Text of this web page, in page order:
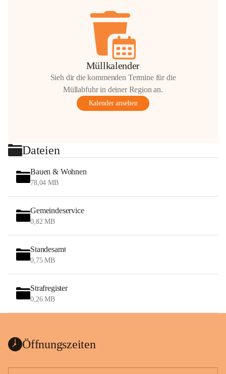
Müllkalender
Sieh dir die kommenden Termine für die
Müllabfuhr in deiner Region an.
Kalender ansehen
Dateien
Bauen & Wohnen
78,04 MB
Gemeindeservice
0,82 MB
Standesamt
0,75 MB
Strafregister
0,26 MB
Öffnungszeiten